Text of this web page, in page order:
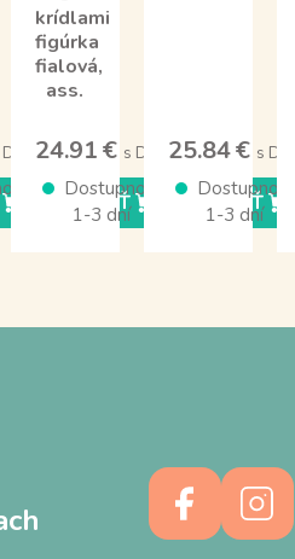
KÚPIŤ
krídlami
figúrka
fialová,
ass.
24.91 € s DPH
Dostupnosť
1-3 dní
KÚPIŤ
25.84 € s DPH
Dostupnosť
1-3 dní